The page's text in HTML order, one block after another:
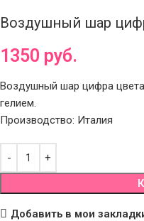
Воздушный шар
1350 руб.
Воздушный шар цифра
гелием.
Производство: Италия
Добавить в мои